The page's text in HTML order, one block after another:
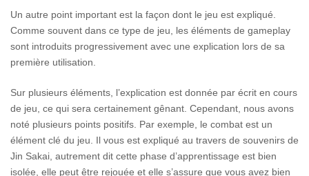
Un autre point important est la façon dont le jeu est expliqué.
Comme souvent dans ce type de jeu, les éléments de gameplay
sont introduits progressivement avec une explication lors de sa
première utilisation.
Sur plusieurs éléments, l’explication est donnée par écrit en cours
de jeu, ce qui sera certainement gênant. Cependant, nous avons
noté plusieurs points positifs. Par exemple, le combat est un
élément clé du jeu. Il vous est expliqué au travers de souvenirs de
Jin Sakai, autrement dit cette phase d’apprentissage est bien
isolée, elle peut être rejouée et elle s’assure que vous avez bien